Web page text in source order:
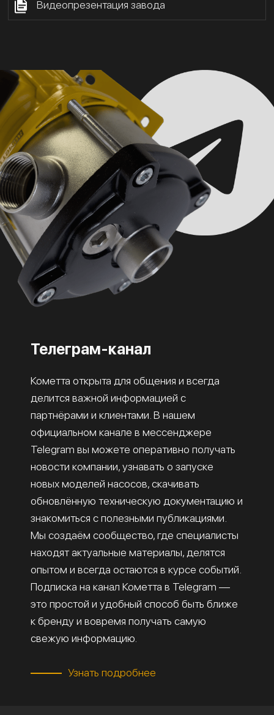
Видеопрезентация завода
Телеграм-канал
Кометта открыта для общения и всегда
делится важной информацией с
партнёрами и клиентами. В нашем
официальном канале в мессенджере
Telegram вы можете оперативно получать
новости компании, узнавать о запуске
новых моделей насосов, скачивать
обновлённую техническую документацию и
знакомиться с полезными публикациями.
Мы создаём сообщество, где специалисты
находят актуальные материалы, делятся
опытом и всегда остаются в курсе событий.
Подписка на канал Кометта в Telegram —
это простой и удобный способ быть ближе
к бренду и вовремя получать самую
свежую информацию.
Узнать подробнее